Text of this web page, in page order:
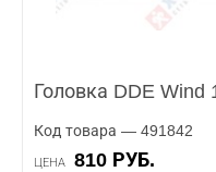
Головка DDE
Код товара — 491842
ЦЕНА 810 РУБ.